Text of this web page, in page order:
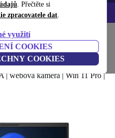
. Přečtěte si
zpracovatele dat.
využití
COOKIES
COOKIES
– kód: IPHONEDEAL-
HP
| i7-1265U | 16"
webová kamera | Win 11 Pro |